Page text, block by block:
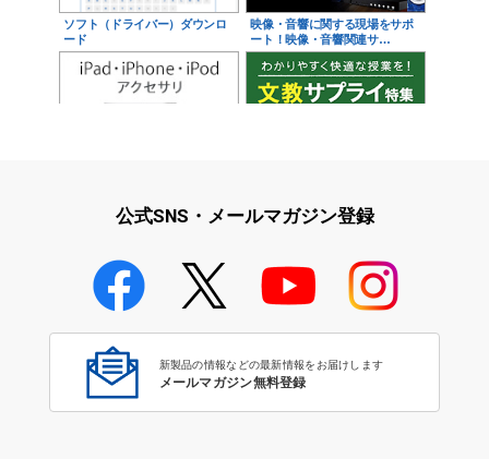
ソフト（ドライバー）ダウンロ
ード
映像・音響に関する現場をサポ
ート！映像・音響関連サ…
学校教育のICT環境整備特集
公式SNS・メールマガジン登録
新製品の情報などの最新情報をお届けします
メールマガジン無料登録